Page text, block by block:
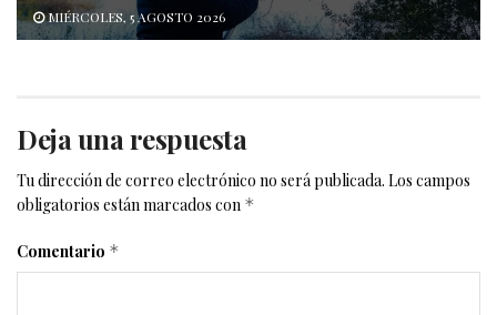
MIÉRCOLES, 5 AGOSTO 2026
Deja una respuesta
Tu dirección de correo electrónico no será publicada. Los campos
obligatorios están marcados con *
Comentario *